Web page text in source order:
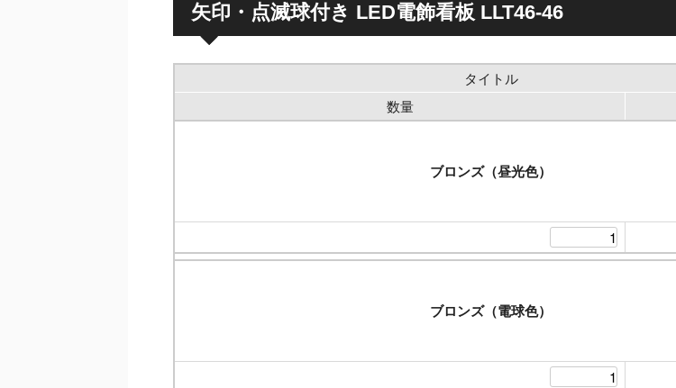
矢印・点滅球付き LED電飾看板 LLT46-46
タイトル
数量
ブロンズ（昼光色）
ブロンズ（電球色）